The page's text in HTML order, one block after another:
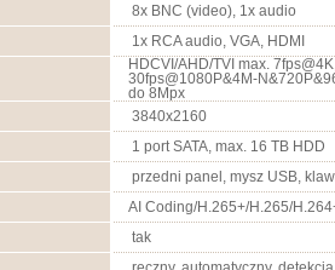
8x BNC (video), 1x audio
1x RCA audio, VGA, HDMI
HDCVI/AHD/TVI max.
30fps@1080P&4M-
do 8Mpx
3840x2160
1 port SATA, max. 16 TB HDD
przedni panel, mysz USB,
AI Coding/H.265+/H.265/
tak